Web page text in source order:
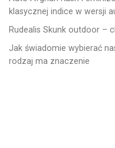
klasycznej indice w wersji
Rudealis Skunk outdoor –
Jak świadomie wybierać
rodzaj ma znaczenie